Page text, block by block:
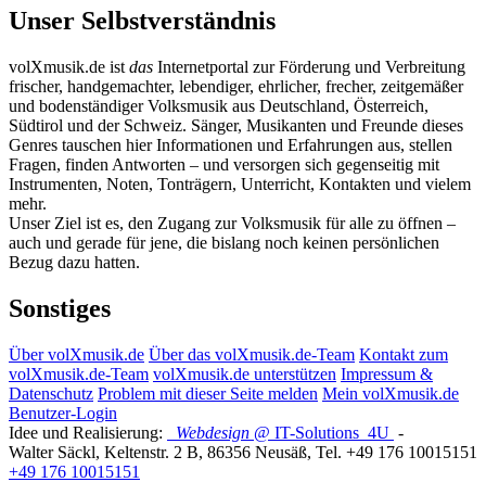
Unser Selbstverständnis
volXmusik.de ist das Internetportal zur Förderung und Verbreitung
frischer, handgemachter, lebendiger, ehrlicher, frecher, zeitgemäßer
und bodenständiger Volksmusik aus Deutschland, Österreich,
Südtirol und der Schweiz. Sänger, Musikanten und Freunde dieses
Genres tauschen hier Informationen und Erfahrungen aus, stellen
Fragen, finden Antworten – und versorgen sich gegenseitig mit
Instrumenten, Noten, Tonträgern, Unterricht, Kontakten und vielem
mehr.
Unser Ziel ist es, den Zugang zur Volksmusik für alle zu öffnen –
auch und gerade für jene, die bislang noch keinen persönlichen
Bezug dazu hatten.
Sonstiges
Über volXmusik.de Über das volXmusik.de-Team Kontakt zum
volXmusik.de-Team volXmusik.de unterstützen Impressum &
Datenschutz Problem mit dieser Seite melden Mein volXmusik.de
Benutzer-Login
Idee und Realisierung:
Webdesign @ IT-Solutions 4U -
Walter Säckl, Keltenstr. 2 B, 86356 Neusäß, Tel. +49 176 10015151
+49 176 10015151